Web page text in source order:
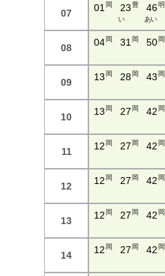
07 01岡 23 豊
い
46明
あ い
08 04岡 31岡 50岡
09 13 岡 28岡 43 岡
10 13 岡 27 岡 42 岡
11 12 岡 27 岡 42 岡
12 12 岡 27 岡 42 岡
13 12 岡 27 岡 42 岡
14 12 岡 27 岡 42 岡